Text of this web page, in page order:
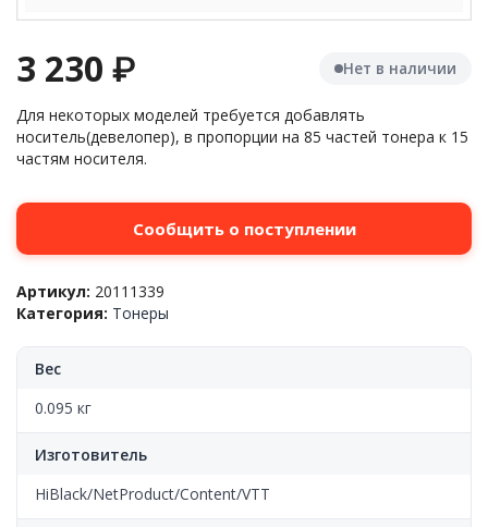
3 230 ₽
Для некоторых моделей требуется добавлять
носитель(девелопер), в пропорции на 85 частей тонера к 15
частям носителя.
Нет в наличии
Сообщить о поступлении
Артикул: 20111339
Категория: Тонеры
Вес
0.095 кг
Изготовитель
HiBlack/NetProduct/Content/VTT